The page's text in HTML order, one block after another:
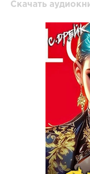
Скачать